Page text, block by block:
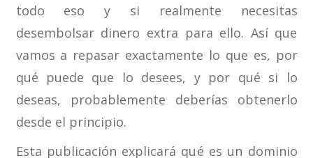
todo eso y si realmente necesitas
desembolsar dinero extra para ello. Así que
vamos a repasar exactamente lo que es, por
qué puede que lo desees, y por qué si lo
deseas, probablemente deberías obtenerlo
desde el principio.
Esta publicación explicará qué es un dominio